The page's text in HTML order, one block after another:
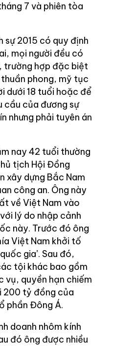
7 và phiên tòa
sự 2015 có quy định
mọi người đều có
trường hợp đặc biệt
phong, mỹ tục
dưới 18 tuổi hoặc để
cầu của đương sự
nhưng phải tuyên án
nay 42 tuổi thường
tịch Hội Đồng
xây dựng Bắc Nam
công an. Ông này
về Việt Nam vào
lý do nhập cảnh
này. Trước đó ông
Việt Nam khởi tố
gia’. Sau đó,
tội khác bao gồm
vụ, quyền hạn chiếm
200 tỷ đồng của
phần Đông Á.
doanh nhôm kính
đó ông được nhiều